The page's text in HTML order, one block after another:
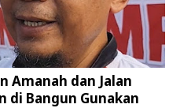
Amanah dan Jalan
di Bangun Gunakan